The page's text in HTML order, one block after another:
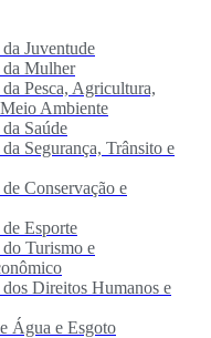
Juventude
da Mulher
Pesca, Agricultura,
Ambiente
Saúde
Segurança, Trânsito e
Conservação e
Esporte
Turismo e
Direitos Humanos e
Água e Esgoto